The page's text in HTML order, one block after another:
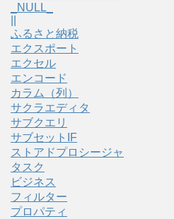
_NULL_
ふるさと納税
エクスポート
エクセル
エンコード
カラム（列）
サクラエディタ
サブクエリ
サブセットIF
ストアドプロシージャ
タスク
ビジネス
フィルター
プロパティ